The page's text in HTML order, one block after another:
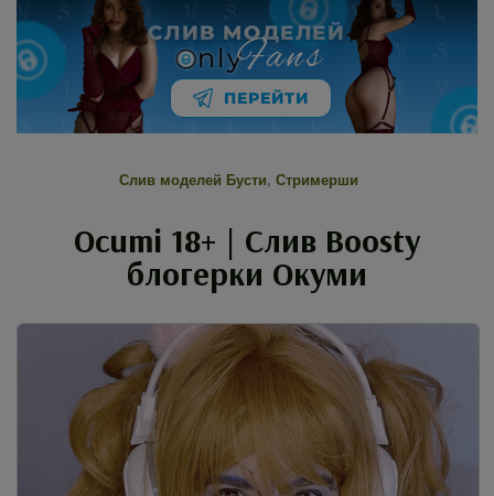
СЛИВ МОДЕЛЕЙ
nlyFans
ПЕРЕЙТИ
Слив моделей Бусти, Стримерши
Ocumi 18+ | Слив Boosty
блогерки Окуми